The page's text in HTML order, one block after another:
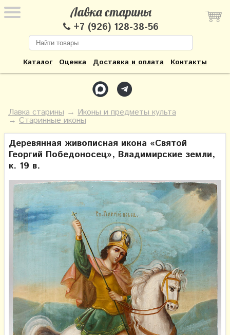
Лавка старины
+7 (926) 128-38-56
Каталог Оценка Доставка и оплата Контакты
Лавка старины → Иконы и предметы культа
→ Старинные иконы
Деревянная живописная икона «Святой
Георгий Победоносец», Владимирские земли,
к. 19 в.